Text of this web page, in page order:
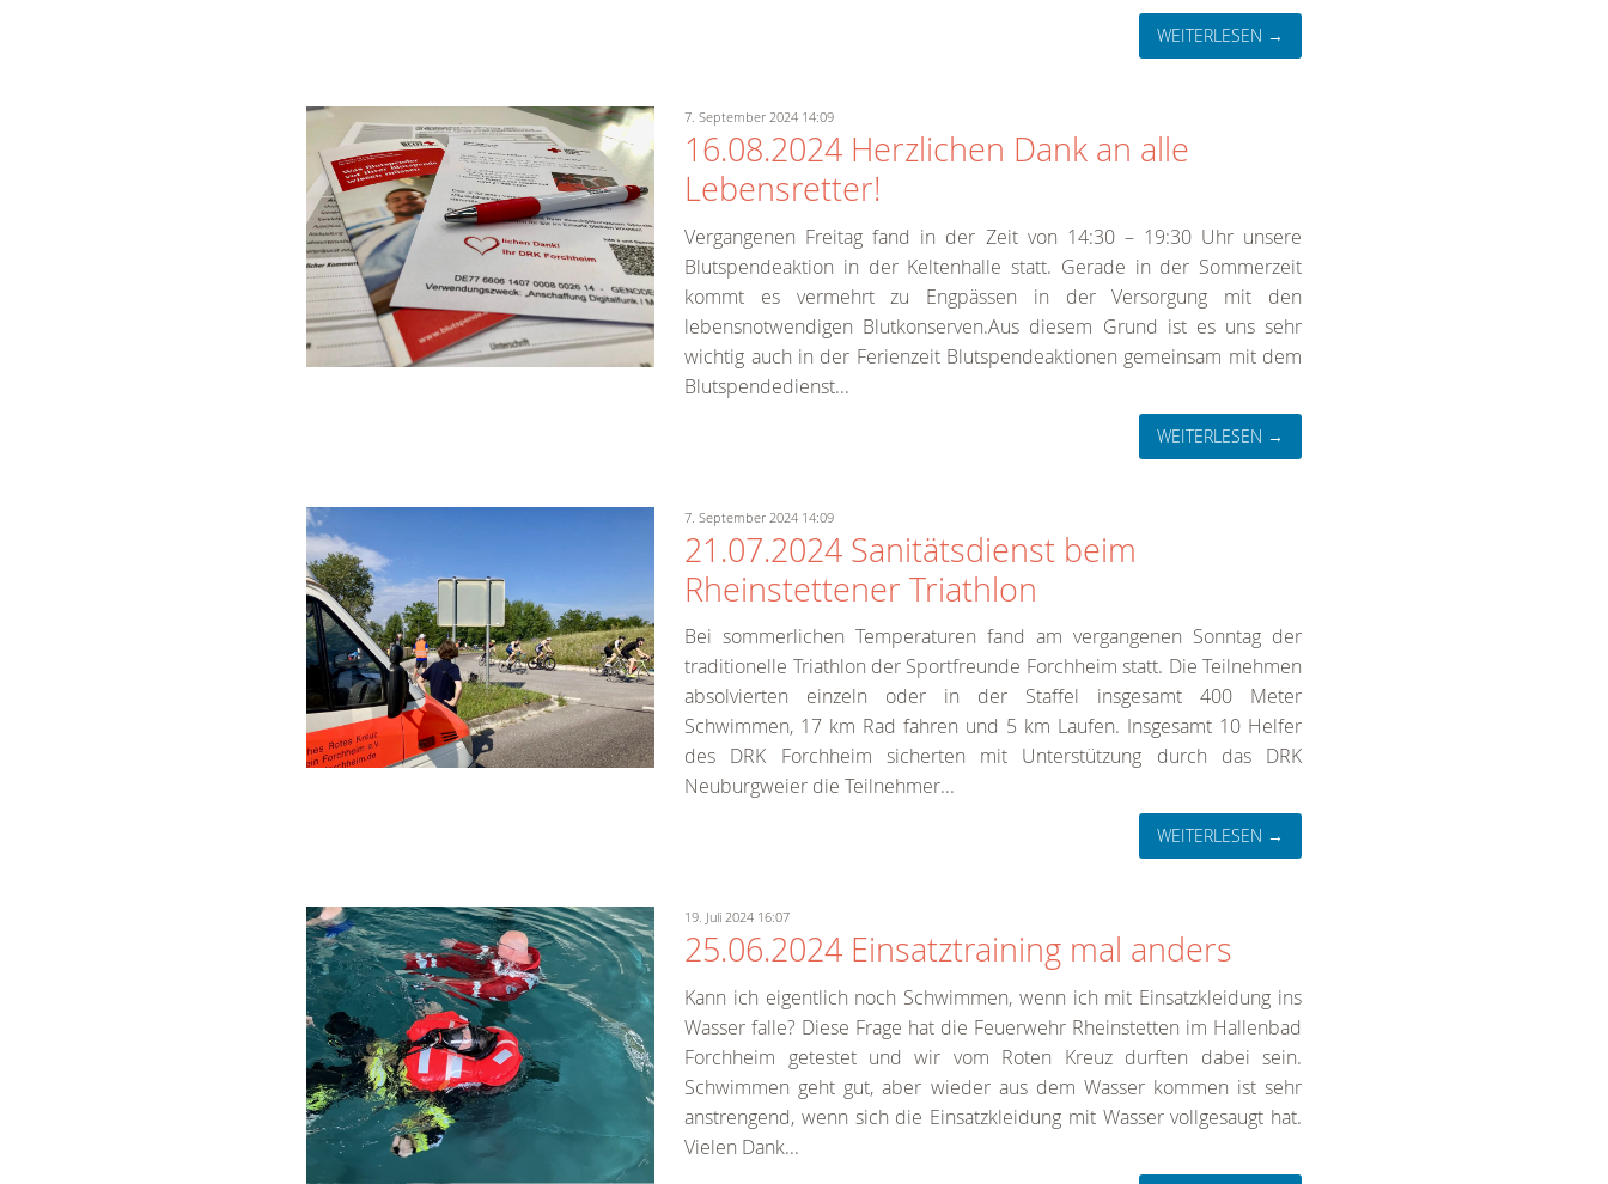
WEITERLESEN →
7. September 2024 14:09
16.08.2024 Herzlichen Dank an alle
Lebensretter!
Vergangenen Freitag fand in der Zeit von 14:30 – 19:30 Uhr unsere
Blutspendeaktion in der Keltenhalle statt. Gerade in der Sommerzeit
kommt es vermehrt zu Engpässen in der Versorgung mit den
lebensnotwendigen Blutkonserven.Aus diesem Grund ist es uns sehr
wichtig auch in der Ferienzeit Blutspendeaktionen gemeinsam mit dem
Blutspendedienst...
WEITERLESEN →
7. September 2024 14:09
21.07.2024 Sanitätsdienst beim
Rheinstettener Triathlon
Bei sommerlichen Temperaturen fand am vergangenen Sonntag der
traditionelle Triathlon der Sportfreunde Forchheim statt. Die Teilnehmen
absolvierten einzeln oder in der Staffel insgesamt 400 Meter
Schwimmen, 17 km Rad fahren und 5 km Laufen. Insgesamt 10 Helfer
des DRK Forchheim sicherten mit Unterstützung durch das DRK
Neuburgweier die Teilnehmer...
WEITERLESEN →
19. Juli 2024 16:07
25.06.2024 Einsatztraining mal anders
Kann ich eigentlich noch Schwimmen, wenn ich mit Einsatzkleidung ins
Wasser falle? Diese Frage hat die Feuerwehr Rheinstetten im Hallenbad
Forchheim getestet und wir vom Roten Kreuz durften dabei sein.
Schwimmen geht gut, aber wieder aus dem Wasser kommen ist sehr
anstrengend, wenn sich die Einsatzkleidung mit Wasser vollgesaugt hat.
Vielen Dank...